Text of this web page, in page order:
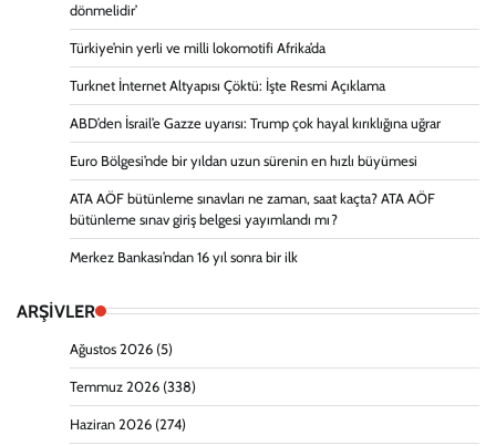
dönmelidir’
Türkiye’nin yerli ve milli lokomotifi Afrika’da
Turknet İnternet Altyapısı Çöktü: İşte Resmi Açıklama
ABD’den İsrail’e Gazze uyarısı: Trump çok hayal kırıklığına uğrar
Euro Bölgesi’nde bir yıldan uzun sürenin en hızlı büyümesi
ATA AÖF bütünleme sınavları ne zaman, saat kaçta? ATA AÖF
bütünleme sınav giriş belgesi yayımlandı mı?
Merkez Bankası’ndan 16 yıl sonra bir ilk
ARŞİVLER
Ağustos 2026 (5)
Temmuz 2026 (338)
Haziran 2026 (274)